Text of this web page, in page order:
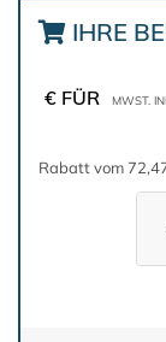
IHRE
€ FÜR MWST.
Rabatt vom